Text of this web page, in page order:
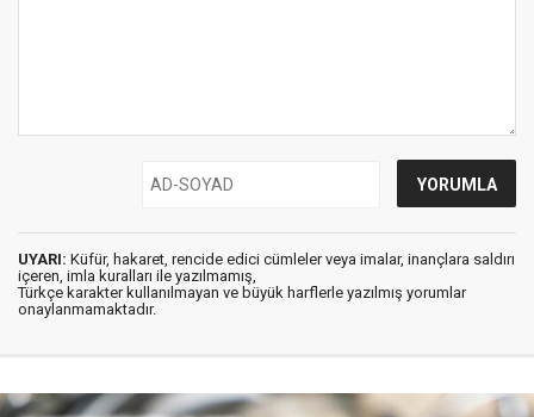
UYARI: Küfür, hakaret, rencide edici cümleler veya imalar, inançlara saldırı
içeren, imla kuralları ile yazılmamış,
Türkçe karakter kullanılmayan ve büyük harflerle yazılmış yorumlar
onaylanmamaktadır.